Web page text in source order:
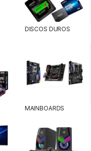
DISCOS DUROS
MAINBOARDS